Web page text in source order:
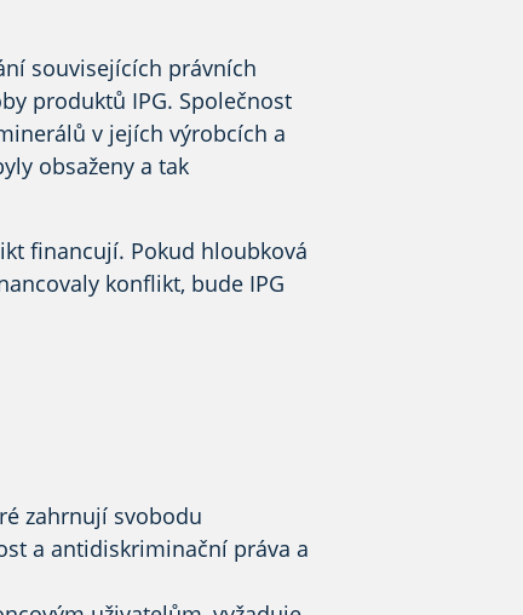
souvisejících právních
produktů IPG. Společnost
v jejích výrobcích a
obsaženy a tak
financují. Pokud hloubková
konflikt, bude IPG
zahrnují svobodu
a antidiskriminační práva a